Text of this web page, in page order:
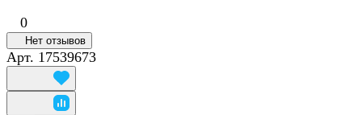
0
Нет отзывов
Арт. 17539673